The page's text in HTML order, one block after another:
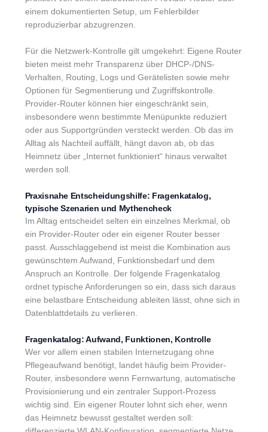
einem dokumentierten Setup, um Fehlerbilder
reproduzierbar abzugrenzen.
Für die Netzwerk-Kontrolle gilt umgekehrt: Eigene Router
bieten meist mehr Transparenz über DHCP-/DNS-
Verhalten, Routing, Logs und Gerätelisten sowie mehr
Optionen für Segmentierung und Zugriffskontrolle.
Provider-Router können hier eingeschränkt sein,
insbesondere wenn bestimmte Menüpunkte reduziert
oder aus Supportgründen versteckt werden. Ob das im
Alltag als Nachteil auffällt, hängt davon ab, ob das
Heimnetz über „Internet funktioniert“ hinaus verwaltet
werden soll.
Praxisnahe Entscheidungshilfe: Fragenkatalog,
typische Szenarien und Mythencheck
Im Alltag entscheidet selten ein einzelnes Merkmal, ob
ein Provider-Router oder ein eigener Router besser
passt. Ausschlaggebend ist meist die Kombination aus
gewünschtem Aufwand, Funktionsbedarf und dem
Anspruch an Kontrolle. Der folgende Fragenkatalog
ordnet typische Anforderungen so ein, dass sich daraus
eine belastbare Entscheidung ableiten lässt, ohne sich in
Datenblattdetails zu verlieren.
Fragenkatalog: Aufwand, Funktionen, Kontrolle
Wer vor allem einen stabilen Internetzugang ohne
Pflegeaufwand benötigt, landet häufig beim Provider-
Router, insbesondere wenn Fernwartung, automatische
Provisionierung und ein zentraler Support-Prozess
wichtig sind. Ein eigener Router lohnt sich eher, wenn
das Heimnetz bewusst gestaltet werden soll: